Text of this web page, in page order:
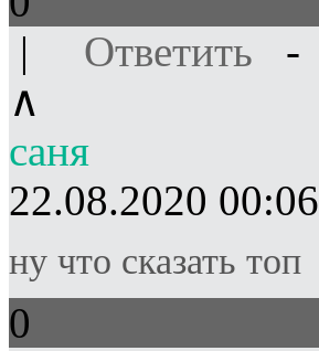
|
Ответить -
∧
саня
22.08.2020 00:06
ну что сказать топ
0